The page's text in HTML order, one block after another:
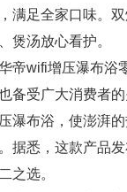
满足全家口味。
煲汤放心看护。
帝wifi增压瀑布
备受广大消费者
瀑布浴，使澎湃
据悉，这款产品
之选。